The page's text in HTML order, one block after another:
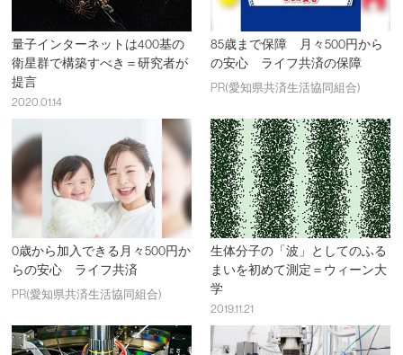
量子インターネットは400基の
衛星群で構築すべき＝研究者が
提言
2020.01.14
85歳まで保障 月々500円から
の安心 ライフ共済の保障
PR(愛知県共済生活協同組合)
0歳から加入できる月々500円か
らの安心 ライフ共済
PR(愛知県共済生活協同組合)
生体分子の「波」としてのふる
まいを初めて測定＝ウィーン大
学
2019.11.21